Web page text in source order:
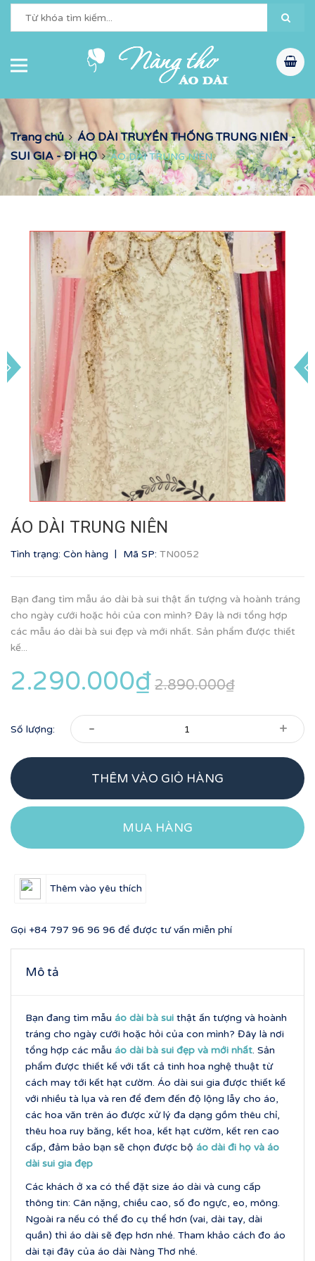
Trang chủ
ÁO DÀI TRUYỀN THỐNG TRUNG NIÊN -
SUI GIA - ĐI HỌ
ÁO DÀI TRUNG NIÊN
ÁO DÀI TRUNG NIÊN
Tình trạng: Còn hàng | Mã SP: TN0052
Bạn đang tìm mẫu áo dài bà sui thật ấn tượng và hoành tráng
cho ngày cưới hoặc hỏi của con mình? Đây là nơi tổng hợp
các mẫu áo dài bà sui đẹp và mới nhất. Sản phẩm được thiết
kế...
2.290.000₫ 2.890.000₫
Số lượng: - +
THÊM VÀO GIỎ HÀNG
MUA HÀNG
Thêm vào yêu thích
Gọi +84 797 96 96 96 để được tư vấn miễn phí
Mô tả
Bạn đang tìm mẫu áo dài bà sui thật ấn tượng và hoành
tráng cho ngày cưới hoặc hỏi của con mình? Đây là nơi
tổng hợp các mẫu áo dài bà sui đẹp và mới nhất. Sản
phẩm được thiết kế với tất cả tinh hoa nghệ thuật từ
cách may tới kết hạt cườm. Áo dài sui gia được thiết kế
với nhiều tà lụa và ren để đem đến độ lộng lẫy cho áo,
các hoa văn trên áo được xử lý đa dạng gồm thêu chỉ,
thêu hoa ruy băng, kết hoa, kết hạt cườm, kết ren cao
cấp, đảm bảo bạn sẽ chọn được bộ áo dài đi họ và áo
dài sui gia đẹp
Các khách ở xa có thể đặt size áo dài và cung cấp
thông tin: Cân nặng, chiều cao, số đo ngực, eo, mông.
Ngoài ra nếu có thể đo cụ thể hơn (vai, dài tay, dài
quần) thì áo dài sẽ đẹp hơn nhé. Tham khảo cách đo áo
dài tại đây của áo dài Nàng Thơ nhé.